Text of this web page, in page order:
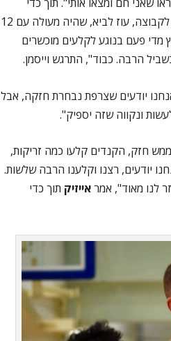
שווייסמן על אותה שאלה לגבי ההופעה שלו, חברו לקבוצה, עוז לביא, שהיה מעולה עם 12
מדי פעם בנוגע לקלעים מוכשרים
הרבה. כבוד", התרגש וייסמן.
יודעים שצרפת נבחרת חזקה, אבל
ונקווה שזה יספיק".
ממש חזק, הקנדים קלעו כמה זריקות,
יודעים, רצנו וקלענו הרבה שלשות.
לנו מאוד", אמראייזיק תוך כדי